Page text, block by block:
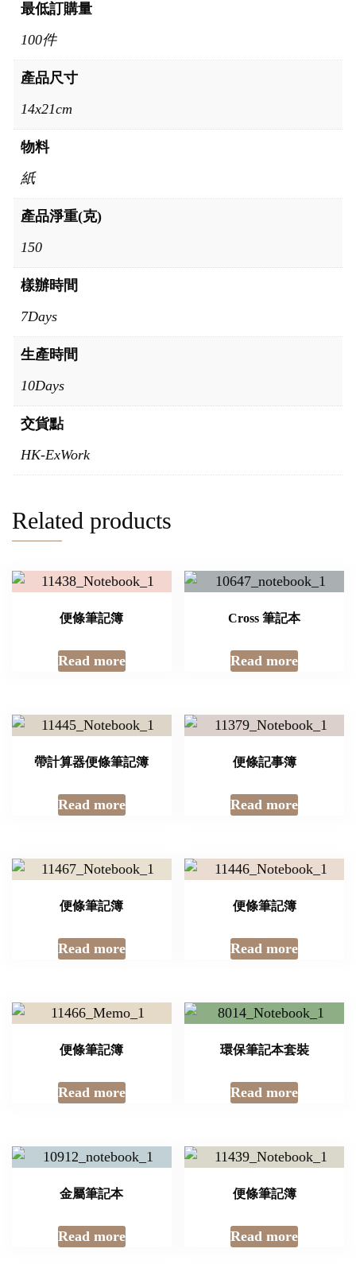
最低訂購量
100件
產品尺寸
14x21cm
物料
紙
產品淨重(克)
150
樣辦時間
7Days
生產時間
10Days
交貨點
HK-ExWork
Related products
便條筆記簿
Read more
Cross 筆記本
Read more
帶計算器便條筆記簿
Read more
便條記事簿
Read more
便條筆記簿
Read more
便條筆記簿
Read more
便條筆記簿
Read more
環保筆記本套裝
Read more
金屬筆記本
Read more
便條筆記簿
Read more